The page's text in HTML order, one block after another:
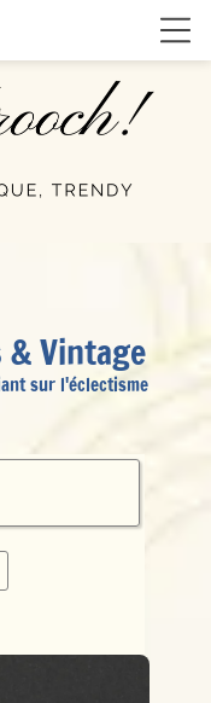
Vintage
sur l'éclectisme